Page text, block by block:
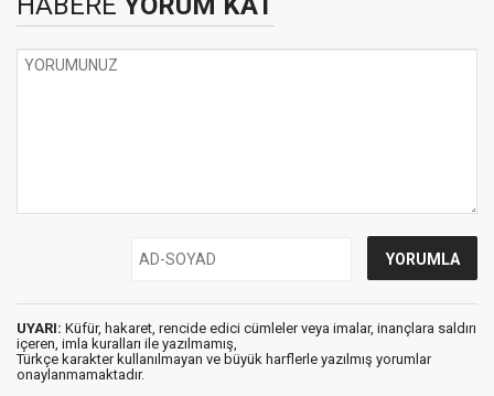
UYARI: Küfür, hakaret, rencide edici cümleler veya imalar, inançlara saldırı
içeren, imla kuralları ile yazılmamış,
Türkçe karakter kullanılmayan ve büyük harflerle yazılmış yorumlar
onaylanmamaktadır.